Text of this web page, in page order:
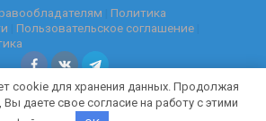
Политика
Пользовательское соглашение
cookie для хранения данных. Продолжая
даете свое согласие на работу с этими